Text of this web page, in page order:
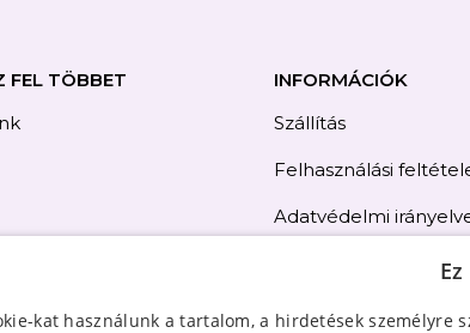
FEL TÖBBET
INFORMÁCIÓK
Szállítás
Felhasználási
Adatvédelmi
Kapcsolat
kat használunk a tartalom, a hirdetések személyre